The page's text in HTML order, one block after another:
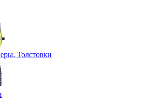
Толстовки